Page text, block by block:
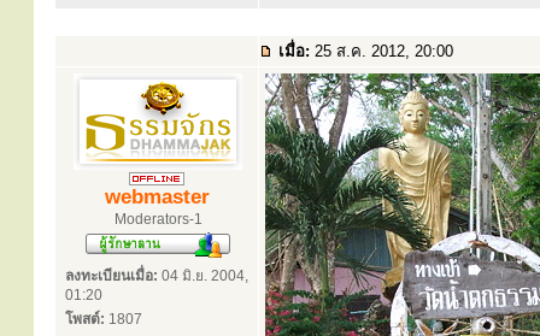
เมื่อ: 25 ส.ค. 2012, 20:00
webmaster
Moderators-1
ลงทะเบียนเมื่อ: 04 มิ.ย. 2004,
01:20
โพสต์: 1807